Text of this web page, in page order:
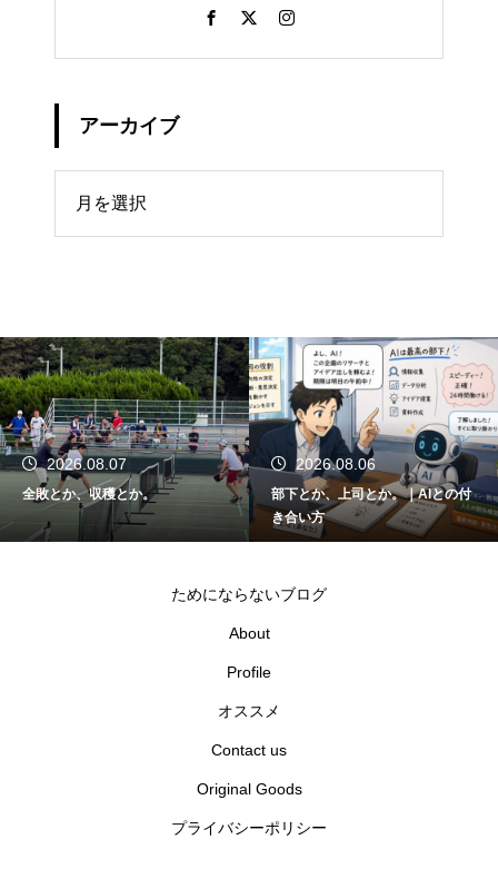
アーカイブ
2026.08.07
全敗とか、収穫とか。
2026.08.06
部下とか、上司とか。｜AIとの付
き合い方
ためにならないブログ
About
Profile
オススメ
Contact us
Original Goods
プライバシーポリシー